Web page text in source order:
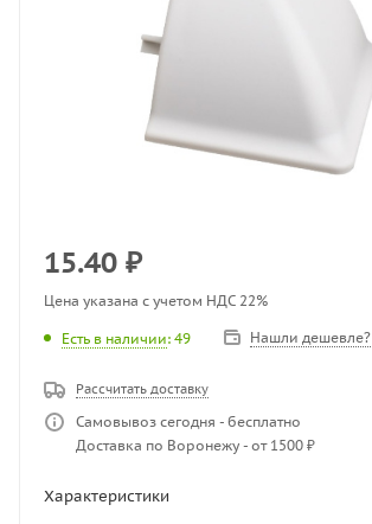
15.40 ₽
Цена указана с учетом НДС 22%
Есть в наличии: 49 Нашли дешевле?
Рассчитать доставку
Самовывоз сегодня - бесплатно
Доставка по Воронежу - от 1500 ₽
Характеристики